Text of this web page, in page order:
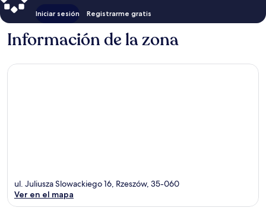
Iniciar sesión Registrarme gratis
Información de la zona
ul. Juliusza Slowackiego 16, Rzeszów, 35-060
Ver en el mapa